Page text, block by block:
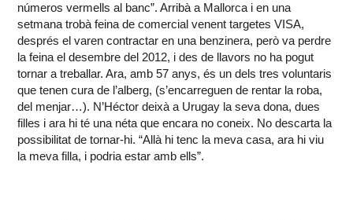
números vermells al banc”. Arribà a Mallorca i en una
setmana trobà feina de comercial venent targetes VISA,
després el varen contractar en una benzinera, però va perdre
la feina el desembre del 2012, i des de llavors no ha pogut
tornar a treballar. Ara, amb 57 anys, és un dels tres voluntaris
que tenen cura de l’alberg, (s’encarreguen de rentar la roba,
del menjar…). N’Héctor deixà a Urugay la seva dona, dues
filles i ara hi té una néta que encara no coneix. No descarta la
possibilitat de tornar-hi. “Allà hi tenc la meva casa, ara hi viu
la meva filla, i podria estar amb ells”.